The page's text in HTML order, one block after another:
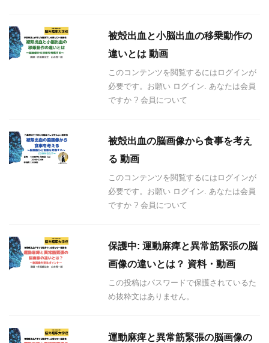
被殻出血と小脳出血の移乗動作の
違いとは 動画
このコンテンツを閲覧するにはログインが
必要です。お願い ログイン. あなたは会員
ですか ? 会員について
被殻出血の脳画像から食事を考え
る 動画
このコンテンツを閲覧するにはログインが
必要です。お願い ログイン. あなたは会員
ですか ? 会員について
保護中: 運動麻痺と異常筋緊張の脳
画像の違いとは？ 資料・動画
この投稿はパスワードで保護されているた
め抜粋文はありません。
運動麻痺と異常筋緊張の脳画像の